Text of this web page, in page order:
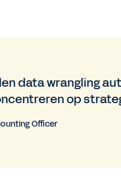
data wrangling
op
Officer